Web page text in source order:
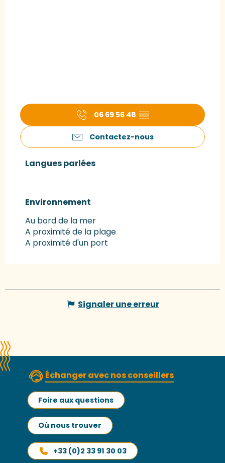
06 69 56 48 ▒▒
Contactez-nous
Langues parlées
Langues parlées
Environnement
Environnement
Au bord de la mer
A proximité de la plage
A proximité d'un port
Signaler une erreur
Échanger avec nos conseillers
Foire aux questions
Où nous trouver
+33 (0)2 33 91 30 03